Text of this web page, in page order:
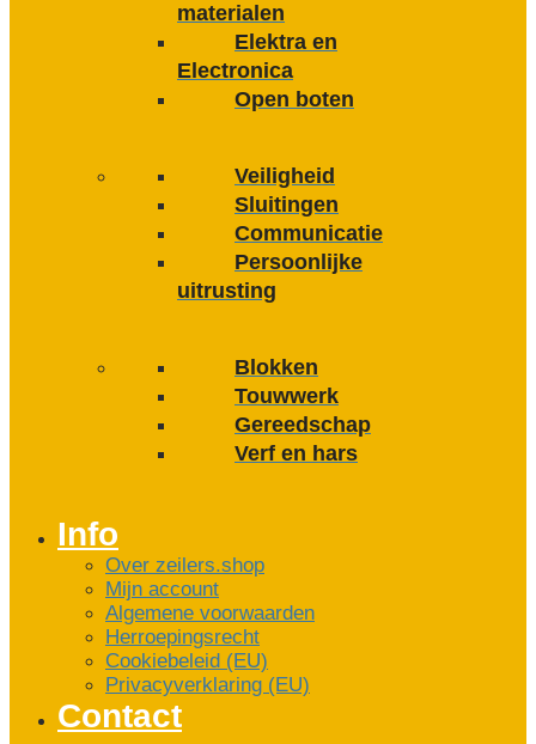
materialen
Elektra en
Electronica
Open boten
Veiligheid
Sluitingen
Communicatie
Persoonlijke
uitrusting
Blokken
Touwwerk
Gereedschap
Verf en hars
Info
Over zeilers.shop
Mijn account
Algemene voorwaarden
Herroepingsrecht
Cookiebeleid (EU)
Privacyverklaring (EU)
Contact